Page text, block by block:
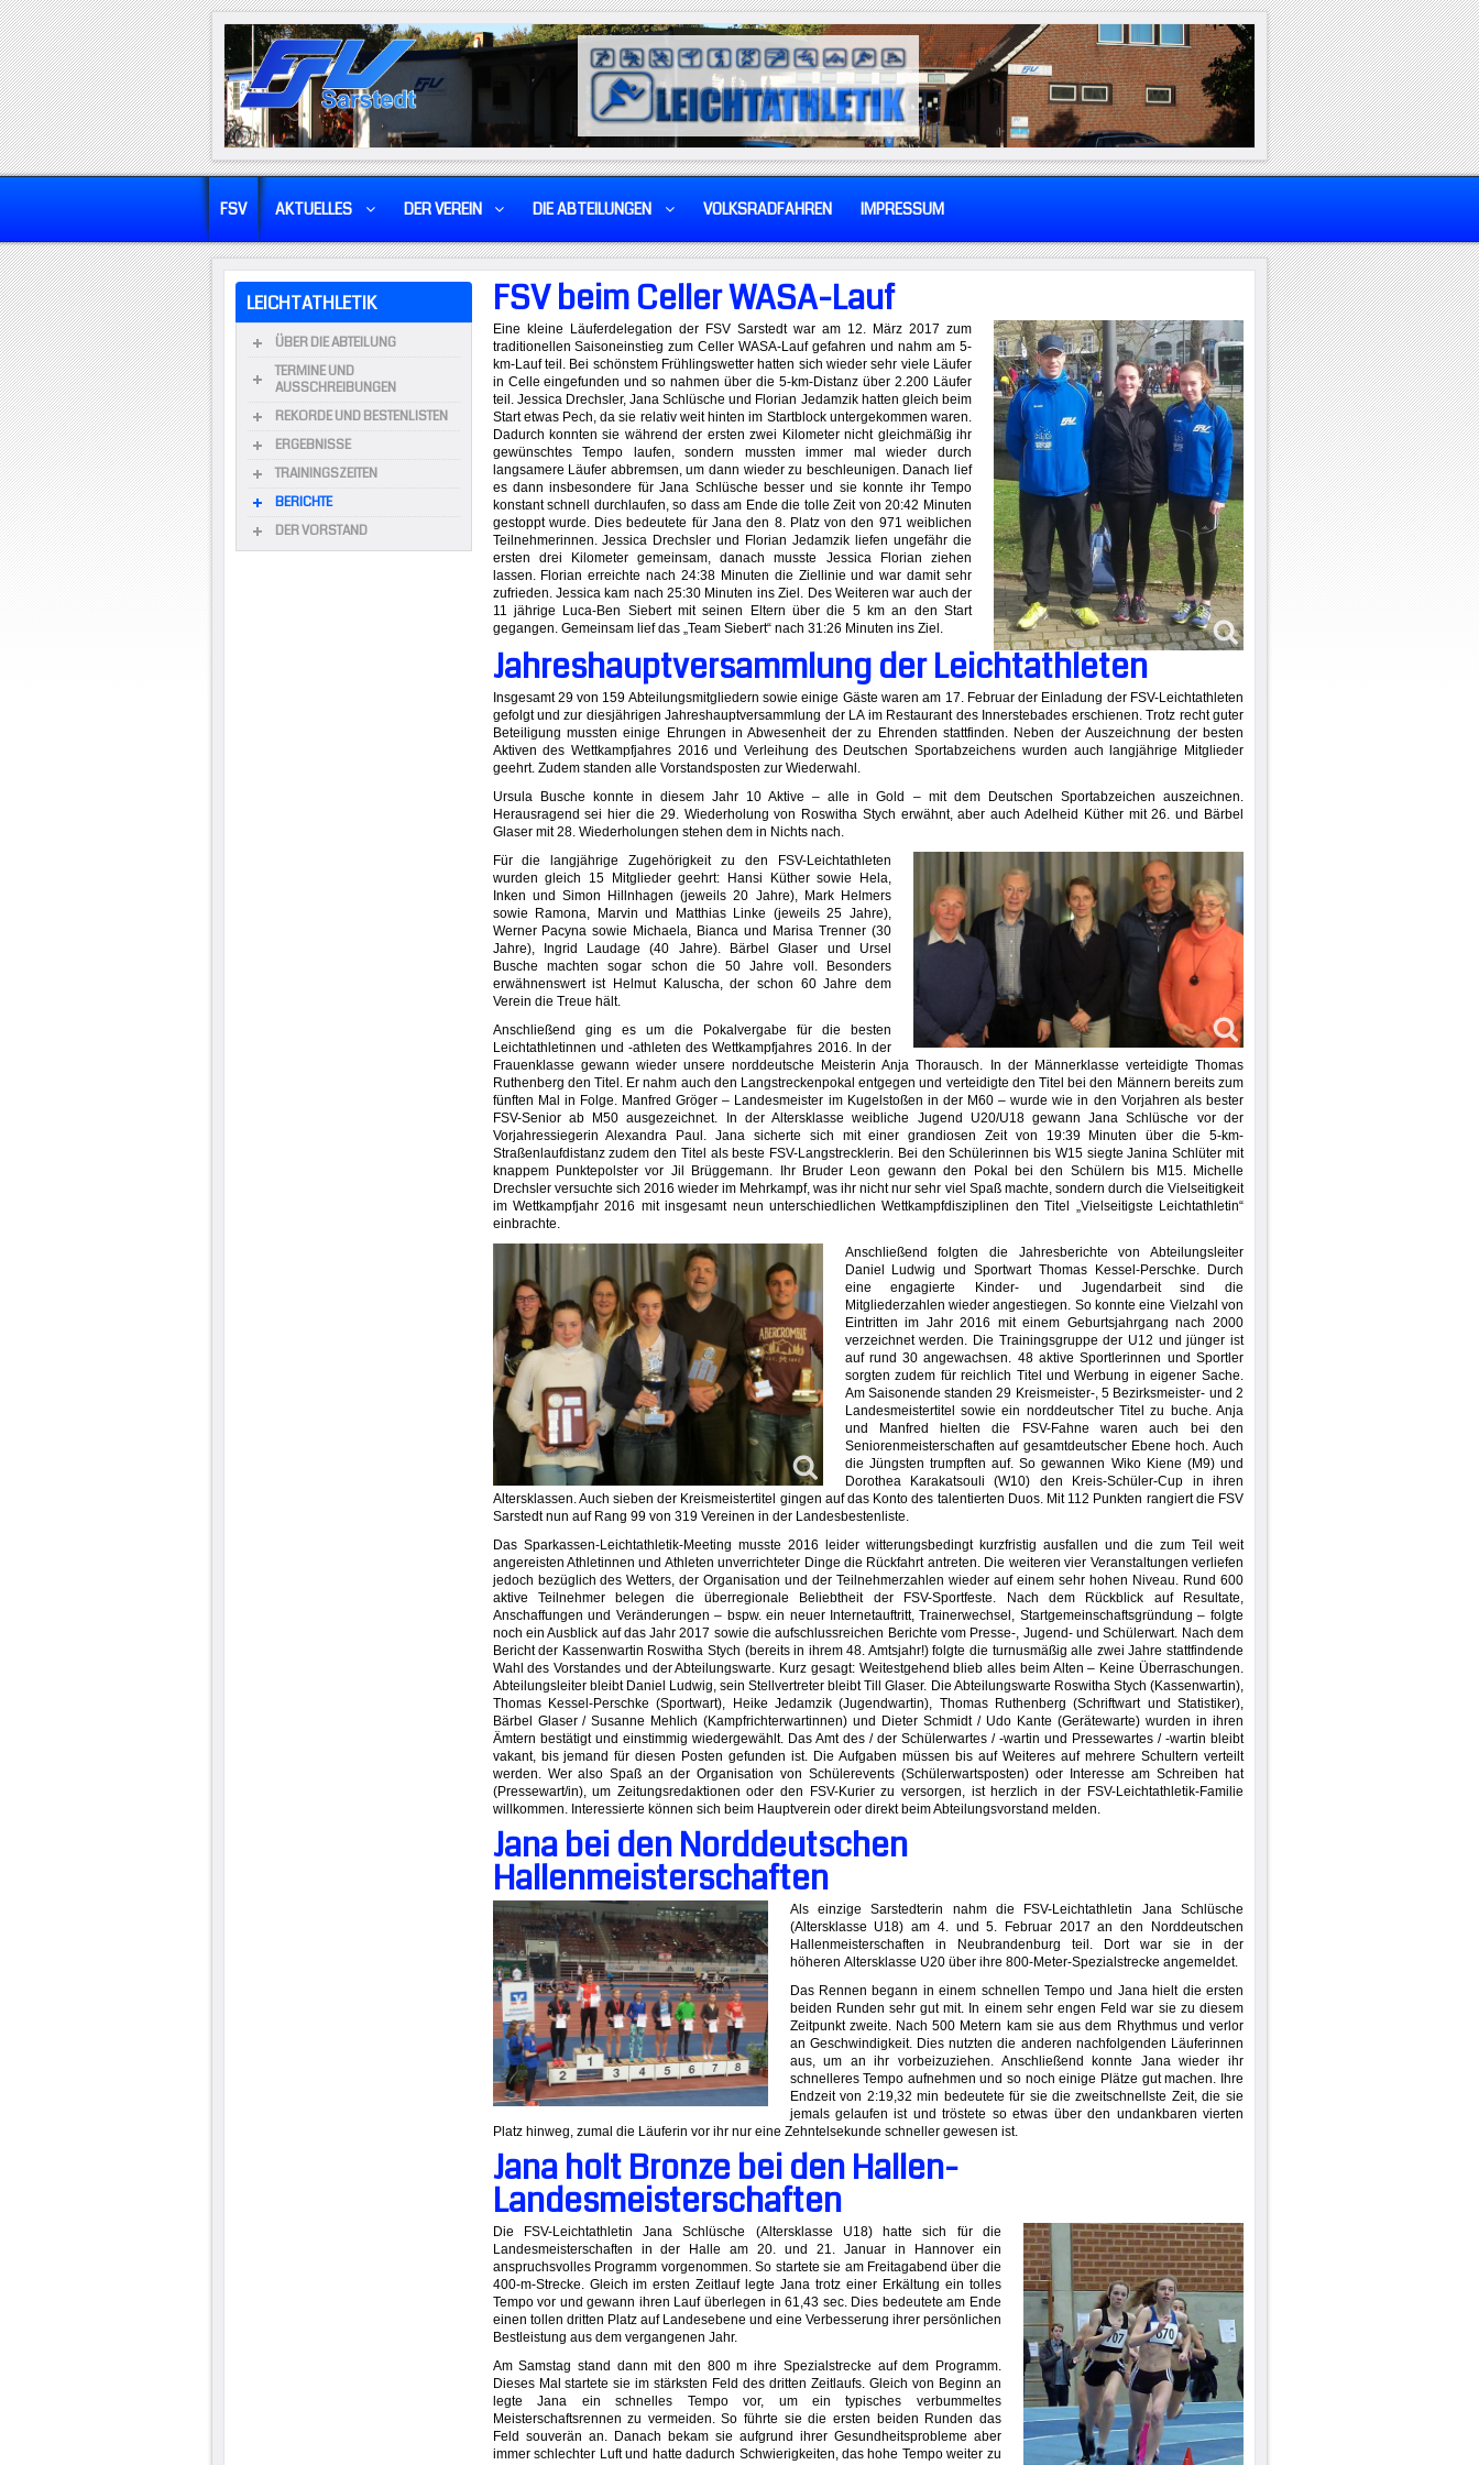
FSV AKTUELLES DER VEREIN DIE ABTEILUNGEN VOLKSRADFAHREN IMPRESSUM
LEICHTATHLETIK
ÜBER DIE ABTEILUNG
TERMINE UND
AUSSCHREIBUNGEN
REKORDE UND BESTENLISTEN
ERGEBNISSE
TRAININGSZEITEN
BERICHTE
DER VORSTAND
FSV beim Celler WASA-Lauf
Eine kleine Läuferdelegation der FSV Sarstedt war am 12. März 2017 zum
traditionellen Saisoneinstieg zum Celler WASA-Lauf gefahren und nahm am 5-
km-Lauf teil. Bei schönstem Frühlingswetter hatten sich wieder sehr viele Läufer
in Celle eingefunden und so nahmen über die 5-km-Distanz über 2.200 Läufer
teil. Jessica Drechsler, Jana Schlüsche und Florian Jedamzik hatten gleich beim
Start etwas Pech, da sie relativ weit hinten im Startblock untergekommen waren.
Dadurch konnten sie während der ersten zwei Kilometer nicht gleichmäßig ihr
gewünschtes Tempo laufen, sondern mussten immer mal wieder durch
langsamere Läufer abbremsen, um dann wieder zu beschleunigen. Danach lief
es dann insbesondere für Jana Schlüsche besser und sie konnte ihr Tempo
konstant schnell durchlaufen, so dass am Ende die tolle Zeit von 20:42 Minuten
gestoppt wurde. Dies bedeutete für Jana den 8. Platz von den 971 weiblichen
Teilnehmerinnen. Jessica Drechsler und Florian Jedamzik liefen ungefähr die
ersten drei Kilometer gemeinsam, danach musste Jessica Florian ziehen
lassen. Florian erreichte nach 24:38 Minuten die Ziellinie und war damit sehr
zufrieden. Jessica kam nach 25:30 Minuten ins Ziel. Des Weiteren war auch der
11 jährige Luca-Ben Siebert mit seinen Eltern über die 5 km an den Start
gegangen. Gemeinsam lief das „Team Siebert“ nach 31:26 Minuten ins Ziel.
Jahreshauptversammlung der Leichtathleten
Insgesamt 29 von 159 Abteilungsmitgliedern sowie einige Gäste waren am 17. Februar der Einladung der FSV-Leichtathleten
gefolgt und zur diesjährigen Jahreshauptversammlung der LA im Restaurant des Innerstebades erschienen. Trotz recht guter
Beteiligung mussten einige Ehrungen in Abwesenheit der zu Ehrenden stattfinden. Neben der Auszeichnung der besten
Aktiven des Wettkampfjahres 2016 und Verleihung des Deutschen Sportabzeichens wurden auch langjährige Mitglieder
geehrt. Zudem standen alle Vorstandsposten zur Wiederwahl.
Ursula Busche konnte in diesem Jahr 10 Aktive – alle in Gold – mit dem Deutschen Sportabzeichen auszeichnen.
Herausragend sei hier die 29. Wiederholung von Roswitha Stych erwähnt, aber auch Adelheid Küther mit 26. und Bärbel
Glaser mit 28. Wiederholungen stehen dem in Nichts nach.
Für die langjährige Zugehörigkeit zu den FSV-Leichtathleten
wurden gleich 15 Mitglieder geehrt: Hansi Küther sowie Hela,
Inken und Simon Hillnhagen (jeweils 20 Jahre), Mark Helmers
sowie Ramona, Marvin und Matthias Linke (jeweils 25 Jahre),
Werner Pacyna sowie Michaela, Bianca und Marisa Trenner (30
Jahre), Ingrid Laudage (40 Jahre). Bärbel Glaser und Ursel
Busche machten sogar schon die 50 Jahre voll. Besonders
erwähnenswert ist Helmut Kaluscha, der schon 60 Jahre dem
Verein die Treue hält.
Anschließend ging es um die Pokalvergabe für die besten
Leichtathletinnen und -athleten des Wettkampfjahres 2016. In der
Frauenklasse gewann wieder unsere norddeutsche Meisterin Anja Thorausch. In der Männerklasse verteidigte Thomas
Ruthenberg den Titel. Er nahm auch den Langstreckenpokal entgegen und verteidigte den Titel bei den Männern bereits zum
fünften Mal in Folge. Manfred Gröger – Landesmeister im Kugelstoßen in der M60 – wurde wie in den Vorjahren als bester
FSV-Senior ab M50 ausgezeichnet. In der Altersklasse weibliche Jugend U20/U18 gewann Jana Schlüsche vor der
Vorjahressiegerin Alexandra Paul. Jana sicherte sich mit einer grandiosen Zeit von 19:39 Minuten über die 5-km-
Straßenlaufdistanz zudem den Titel als beste FSV-Langstrecklerin. Bei den Schülerinnen bis W15 siegte Janina Schlüter mit
knappem Punktepolster vor Jil Brüggemann. Ihr Bruder Leon gewann den Pokal bei den Schülern bis M15. Michelle
Drechsler versuchte sich 2016 wieder im Mehrkampf, was ihr nicht nur sehr viel Spaß machte, sondern durch die Vielseitigkeit
im Wettkampfjahr 2016 mit insgesamt neun unterschiedlichen Wettkampfdisziplinen den Titel „Vielseitigste Leichtathletin“
einbrachte.
Anschließend folgten die Jahresberichte von Abteilungsleiter
Daniel Ludwig und Sportwart Thomas Kessel-Perschke. Durch
eine engagierte Kinder- und Jugendarbeit sind die
Mitgliederzahlen wieder angestiegen. So konnte eine Vielzahl von
Eintritten im Jahr 2016 mit einem Geburtsjahrgang nach 2000
verzeichnet werden. Die Trainingsgruppe der U12 und jünger ist
auf rund 30 angewachsen. 48 aktive Sportlerinnen und Sportler
sorgten zudem für reichlich Titel und Werbung in eigener Sache.
Am Saisonende standen 29 Kreismeister-, 5 Bezirksmeister- und 2
Landesmeistertitel sowie ein norddeutscher Titel zu buche. Anja
und Manfred hielten die FSV-Fahne waren auch bei den
Seniorenmeisterschaften auf gesamtdeutscher Ebene hoch. Auch
die Jüngsten trumpften auf. So gewannen Wiko Kiene (M9) und
Dorothea Karakatsouli (W10) den Kreis-Schüler-Cup in ihren
Altersklassen. Auch sieben der Kreismeistertitel gingen auf das Konto des talentierten Duos. Mit 112 Punkten rangiert die FSV
Sarstedt nun auf Rang 99 von 319 Vereinen in der Landesbestenliste.
Das Sparkassen-Leichtathletik-Meeting musste 2016 leider witterungsbedingt kurzfristig ausfallen und die zum Teil weit
angereisten Athletinnen und Athleten unverrichteter Dinge die Rückfahrt antreten. Die weiteren vier Veranstaltungen verliefen
jedoch bezüglich des Wetters, der Organisation und der Teilnehmerzahlen wieder auf einem sehr hohen Niveau. Rund 600
aktive Teilnehmer belegen die überregionale Beliebtheit der FSV-Sportfeste. Nach dem Rückblick auf Resultate,
Anschaffungen und Veränderungen – bspw. ein neuer Internetauftritt, Trainerwechsel, Startgemeinschaftsgründung – folgte
noch ein Ausblick auf das Jahr 2017 sowie die aufschlussreichen Berichte vom Presse-, Jugend- und Schülerwart. Nach dem
Bericht der Kassenwartin Roswitha Stych (bereits in ihrem 48. Amtsjahr!) folgte die turnusmäßig alle zwei Jahre stattfindende
Wahl des Vorstandes und der Abteilungswarte. Kurz gesagt: Weitestgehend blieb alles beim Alten – Keine Überraschungen.
Abteilungsleiter bleibt Daniel Ludwig, sein Stellvertreter bleibt Till Glaser. Die Abteilungswarte Roswitha Stych (Kassenwartin),
Thomas Kessel-Perschke (Sportwart), Heike Jedamzik (Jugendwartin), Thomas Ruthenberg (Schriftwart und Statistiker),
Bärbel Glaser / Susanne Mehlich (Kampfrichterwartinnen) und Dieter Schmidt / Udo Kante (Gerätewarte) wurden in ihren
Ämtern bestätigt und einstimmig wiedergewählt. Das Amt des / der Schülerwartes / -wartin und Pressewartes / -wartin bleibt
vakant, bis jemand für diesen Posten gefunden ist. Die Aufgaben müssen bis auf Weiteres auf mehrere Schultern verteilt
werden. Wer also Spaß an der Organisation von Schülerevents (Schülerwartsposten) oder Interesse am Schreiben hat
(Pressewart/in), um Zeitungsredaktionen oder den FSV-Kurier zu versorgen, ist herzlich in der FSV-Leichtathletik-Familie
willkommen. Interessierte können sich beim Hauptverein oder direkt beim Abteilungsvorstand melden.
Jana bei den Norddeutschen
Hallenmeisterschaften
Als einzige Sarstedterin nahm die FSV-Leichtathletin Jana Schlüsche
(Altersklasse U18) am 4. und 5. Februar 2017 an den Norddeutschen
Hallenmeisterschaften in Neubrandenburg teil. Dort war sie in der
höheren Altersklasse U20 über ihre 800-Meter-Spezialstrecke angemeldet.
Das Rennen begann in einem schnellen Tempo und Jana hielt die ersten
beiden Runden sehr gut mit. In einem sehr engen Feld war sie zu diesem
Zeitpunkt zweite. Nach 500 Metern kam sie aus dem Rhythmus und verlor
an Geschwindigkeit. Dies nutzten die anderen nachfolgenden Läuferinnen
aus, um an ihr vorbeizuziehen. Anschließend konnte Jana wieder ihr
schnelleres Tempo aufnehmen und so noch einige Plätze gut machen. Ihre
Endzeit von 2:19,32 min bedeutete für sie die zweitschnellste Zeit, die sie
jemals gelaufen ist und tröstete so etwas über den undankbaren vierten
Platz hinweg, zumal die Läuferin vor ihr nur eine Zehntelsekunde schneller gewesen ist.
Jana holt Bronze bei den Hallen-
Landesmeisterschaften
Die FSV-Leichtathletin Jana Schlüsche (Altersklasse U18) hatte sich für die
Landesmeisterschaften in der Halle am 20. und 21. Januar in Hannover ein
anspruchsvolles Programm vorgenommen. So startete sie am Freitagabend über die
400-m-Strecke. Gleich im ersten Zeitlauf legte Jana trotz einer Erkältung ein tolles
Tempo vor und gewann ihren Lauf überlegen in 61,43 sec. Dies bedeutete am Ende
einen tollen dritten Platz auf Landesebene und eine Verbesserung ihrer persönlichen
Bestleistung aus dem vergangenen Jahr.
Am Samstag stand dann mit den 800 m ihre Spezialstrecke auf dem Programm.
Dieses Mal startete sie im stärksten Feld des dritten Zeitlaufs. Gleich von Beginn an
legte Jana ein schnelles Tempo vor, um ein typisches verbummeltes
Meisterschaftsrennen zu vermeiden. So führte sie die ersten beiden Runden das
Feld souverän an. Danach bekam sie aufgrund ihrer Gesundheitsprobleme aber
immer schlechter Luft und hatte dadurch Schwierigkeiten, das hohe Tempo weiter zu